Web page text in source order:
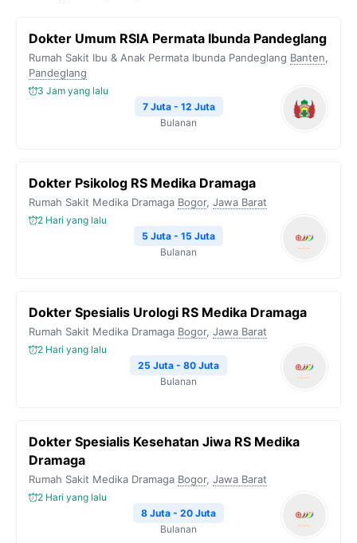
Dokter Umum RSIA Permata Ibunda Pandeglang
Rumah Sakit Ibu & Anak Permata Ibunda Pandeglang Banten,
Pandeglang
3 Jam yang lalu
7 Juta - 12 Juta
Bulanan
Dokter Psikolog RS Medika Dramaga
Rumah Sakit Medika Dramaga Bogor, Jawa Barat
2 Hari yang lalu
5 Juta - 15 Juta
Bulanan
Dokter Spesialis Urologi RS Medika Dramaga
Rumah Sakit Medika Dramaga Bogor, Jawa Barat
2 Hari yang lalu
25 Juta - 80 Juta
Bulanan
Dokter Spesialis Kesehatan Jiwa RS Medika
Dramaga
Rumah Sakit Medika Dramaga Bogor, Jawa Barat
2 Hari yang lalu
8 Juta - 20 Juta
Bulanan